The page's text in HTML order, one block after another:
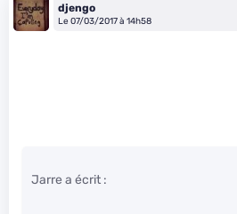
djengo
Le 07/03/2017 à 14h58
Jarre a écrit :